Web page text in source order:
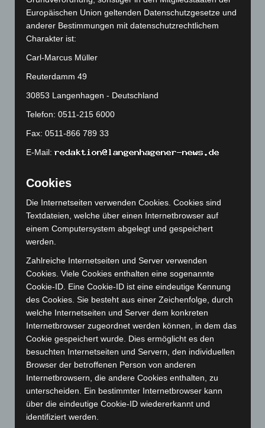
Dezember 2025(103)
November 2025(114)
Oktober 2025(112)
September 2025(93)
August 2025(90)
Juli 2025 (90)
Juni 2025 (103)
Mai 2025(112)
April 2025(88)
Februar 2025
Januar 2025(88)
Dezember 2024(89)
November 2024
Oktober 2024(93)
September 2024(112)
August 2024 (107)
Juli 2024 (89)
Juni 2024(107)
Mai 2024 (149)
April 2024 (102)
März 2024(103)
Februar 2024
(103)
Januar 2024 (111)
Europäischen Union geltenden Datenschutzgesetze und
anderer Bestimmungen mit datenschutzrechtlichem
Charakter ist:
Carl-Marcus Müller
Reuterdamm 49
30853 Langenhagen - Deutschland
Telefon: 0511-215 6000
Fax: 0511-866 789 33
E-Mail:
Cookies
Die Internetseiten verwenden Cookies. Cookies sind
Textdateien, welche über einen Internetbrowser auf
einem Computersystem abgelegt und gespeichert
werden.
Zahlreiche Internetseiten und Server verwenden
Cookies. Viele Cookies enthalten eine sogenannte
Cookie-ID. Eine Cookie-ID ist eine eindeutige Kennung
des Cookies. Sie besteht aus einer Zeichenfolge, durch
welche Internetseiten und Server dem konkreten
Internetbrowser zugeordnet werden können, in dem das
Cookie gespeichert wurde. Dies ermöglicht es den
besuchten Internetseiten und Servern, den individuellen
Browser der betroffenen Person von anderen
Internetbrowsern, die andere Cookies enthalten, zu
unterscheiden. Ein bestimmter Internetbrowser kann
über die eindeutige Cookie-ID wiedererkannt und
identifiziert werden.